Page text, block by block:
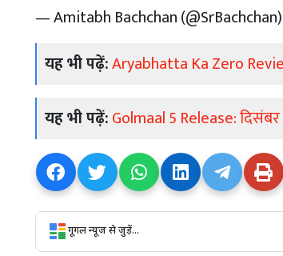
— Amitabh Bachchan
यह भी पढ़ें:Aryabhatta Ka Zero
यह भी पढ़ें:Golmaal 5 Release:
गूगल न्यूज से जुड़ें...